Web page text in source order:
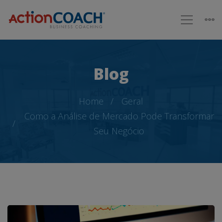
Blog
Home
Geral
Como a Análise de Mercado Pode Transformar
Seu Negócio